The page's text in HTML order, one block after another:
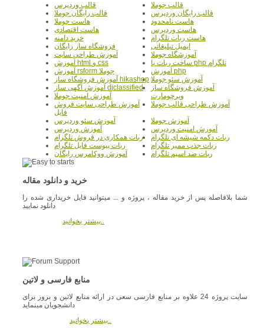
قالب جوملا
قالب وردپرس
قالب رایگان وردپرس
قالب رایگان جوملا
هاست نامحدود
هاست جوملا
هاست وردپرس
هاست اقتصادی
هاست ربات تلگرام
خرید دامنه
ایمیل تبلیغاتی
فروشگاه ساز رایگان
آموزشگاه جوملا
آموزش طراحی سایت
ساخت ربات با php تلگرام
آموزش html و css
آموزش php
آموزش rsform جوملا
آموزش سئو جوملا آموزش فروشگاه ساز hikashop
آموزش فروشگاه ساز
ویرچومارت
آموزش آگهی ساز djclassified
آموزش امنیت جوملا
آموزش طراحی قالب جوملا
آموزش طراحی سایت فروش
فایل
آموزش جوملا
آموزش سئو وردپرس
آموزش امنیت وردپرس
آموزش وردپرس
ربات دکمه شیشه ای تلگرام
ربات همکاری در فروش تلگرام
ربات جذب ممبر تلگرام
ربات پیوست فایل تلگرام
ربات ضد اسپم تلگرام
آموزش ووکامرس رایگان
خرید و دانلود مقاله
شما بلافاصله پس از خرید مقاله ، پروژه و ... میتوانید فایل خریداری شده را
دانلود نمایید
بیشتر بخوانید..
منابع فارسی و لاتین
سایت پروژه 24 علاوه بر منابع فارسی سعی در ارائه منابع لاتین و بروز برای
دانشجویان مینماید
بیشتر بخوانید..